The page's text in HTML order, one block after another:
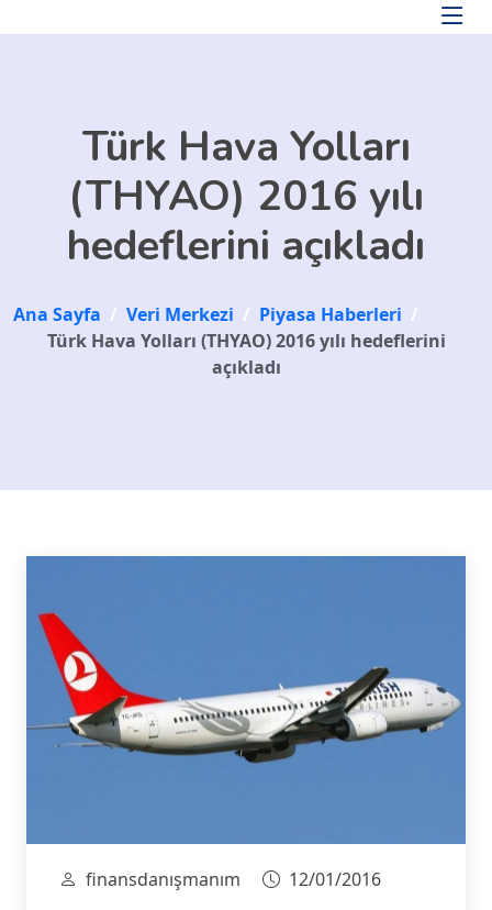
Türk Hava Yolları
(THYAO) 2016 yılı
hedeflerini açıkladı
Ana Sayfa / Veri Merkezi / Piyasa Haberleri /
Türk Hava Yolları (THYAO) 2016 yılı hedeflerini
açıkladı
finansdanışmanım
12/01/2016